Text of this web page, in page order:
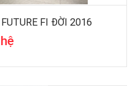
FI ĐỜI 2016